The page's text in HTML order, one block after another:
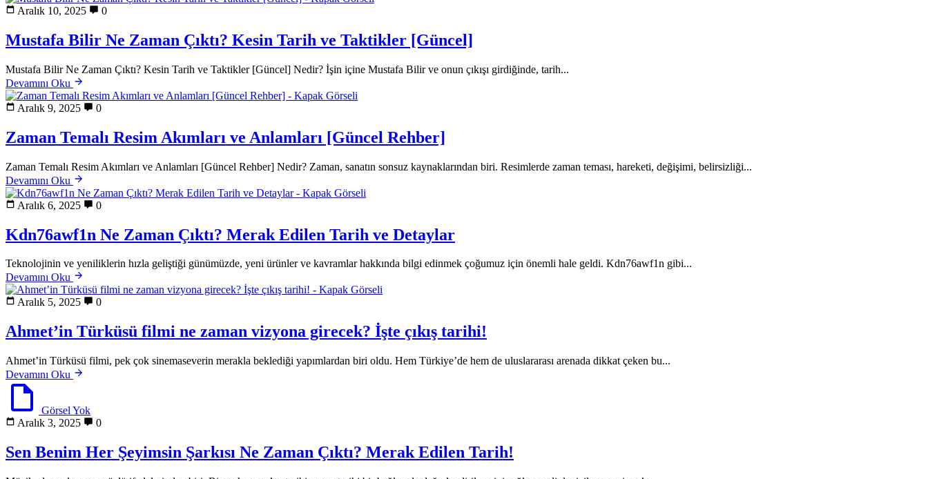
Aralık 10, 2025 0
Mustafa Bilir Ne Zaman Çıktı? Kesin Tarih ve Taktikler [Güncel]
Mustafa Bilir Ne Zaman Çıktı? Kesin Tarih ve Taktikler [Güncel] Nedir? İşin içine Mustafa Bilir ve onun çıkışı girdiğinde, tarih...
Devamını Oku
Aralık 9, 2025 0
Zaman Temalı Resim Akımları ve Anlamları [Güncel Rehber]
Zaman Temalı Resim Akımları ve Anlamları [Güncel Rehber] Nedir? Zaman, sanatın sonsuz kaynaklarından biri. Resimlerde zaman teması, hareketi, değişimi, belirsizliği...
Devamını Oku
Aralık 6, 2025 0
Kdn76awf1n Ne Zaman Çıktı? Merak Edilen Tarih ve Detaylar
Teknolojinin ve yeniliklerin hızla geliştiği günümüzde, yeni ürünler ve kavramlar hakkında bilgi edinmek çoğumuz için önemli hale geldi. Kdn76awf1n gibi...
Devamını Oku
Aralık 5, 2025 0
Ahmet’in Türküsü filmi ne zaman vizyona girecek? İşte çıkış tarihi!
Ahmet’in Türküsü filmi, pek çok sinemaseverin merakla beklediği yapımlardan biri oldu. Hem Türkiye’de hem de uluslararası arenada dikkat çeken bu...
Devamını Oku
Görsel Yok
Aralık 3, 2025
0
Sen Benim Her Şeyimsin Şarkısı Ne Zaman Çıktı? Merak Edilen Tarih!